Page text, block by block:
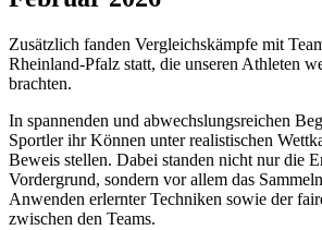
Zusätzlich fanden Vergleichskämpfe mit
Rheinland-Pfalz statt, die unseren Athleten
brachten.
In spannenden und abwechslungsreichen
Sportler ihr Können unter realistischen
Beweis stellen. Dabei standen nicht nur die
Vordergrund, sondern vor allem das
Anwenden erlernter Techniken sowie der
zwischen den Teams.